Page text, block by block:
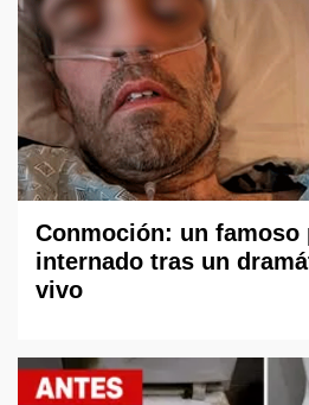
Conmoción: un famoso
internado tras un
vivo